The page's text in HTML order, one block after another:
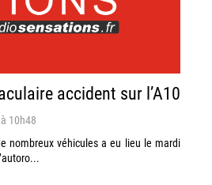
accident sur l’A10
10h48
nombreux véhicules a eu lieu le mardi